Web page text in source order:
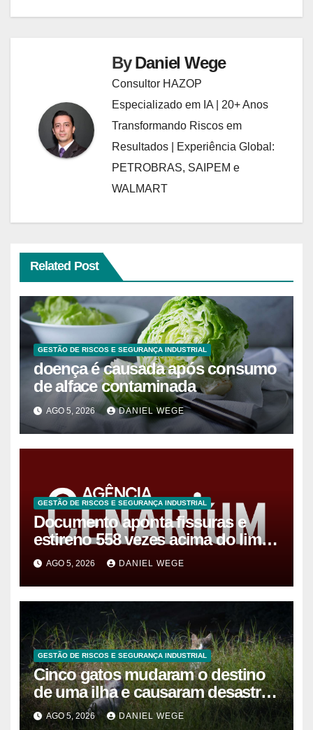
ByDaniel Wege
Consultor HAZOP
Especializado em IA | 20+ Anos
Transformando Riscos em
Resultados | Experiência Global:
PETROBRAS, SAIPEM e
WALMART
Related Post
GESTÃO DE RISCOS E SEGURANÇA INDUSTRIAL
doença é causada após consumo
de alface contaminada
AGO 5, 2026 DANIEL WEGE
GESTÃO DE RISCOS E SEGURANÇA INDUSTRIAL
Documento aponta fissuras e
estireno 558 vezes acima do limite
após vazamento em Manaus
AGO 5, 2026 DANIEL WEGE
GESTÃO DE RISCOS E SEGURANÇA INDUSTRIAL
Cinco gatos mudaram o destino
de uma ilha e causaram desastre
ambiental de R$ 127 milhões
AGO 5, 2026 DANIEL WEGE